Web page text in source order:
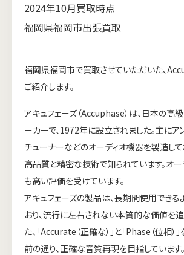
2024年10月買取時点
福岡県福岡市出張買取
福岡県福岡市で買取させていただいた、
ご紹介します。
アキュフェーズ（Accuphase）は、日本の高
ーカーで、1972年に設立されました。主にア
チューナーなどのオーディオ機器を製造して
高品質と精密な技術で知られています。オ
も高い評価を受けています。
アキュフェーズの製品は、長期間使用できる
おり、流行に左右されない本質的な価値を追
た、「Accurate（正確な）」と「Phase（位相
前の通り、正確な音質再現を目指しています。